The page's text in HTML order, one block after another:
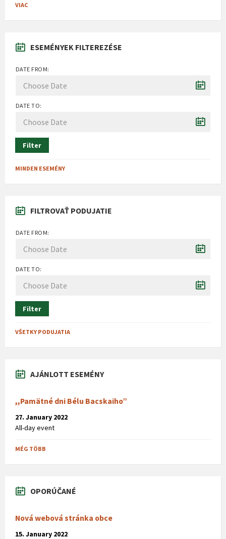
VIAC
ESEMÉNYEK FILTEREZÉSE
DATE FROM:
DATE TO:
Filter
MINDEN ESEMÉNY
FILTROVAŤ PODUJATIE
DATE FROM:
DATE TO:
Filter
VŠETKY PODUJATIA
AJÁNLOTT ESEMÉNY
,,Pamätné dni Bélu Bacskaiho”
27. January 2022
All-day event
MÉG TÖBB
OPORÚČANÉ
Nová webová stránka obce
15. January 2022